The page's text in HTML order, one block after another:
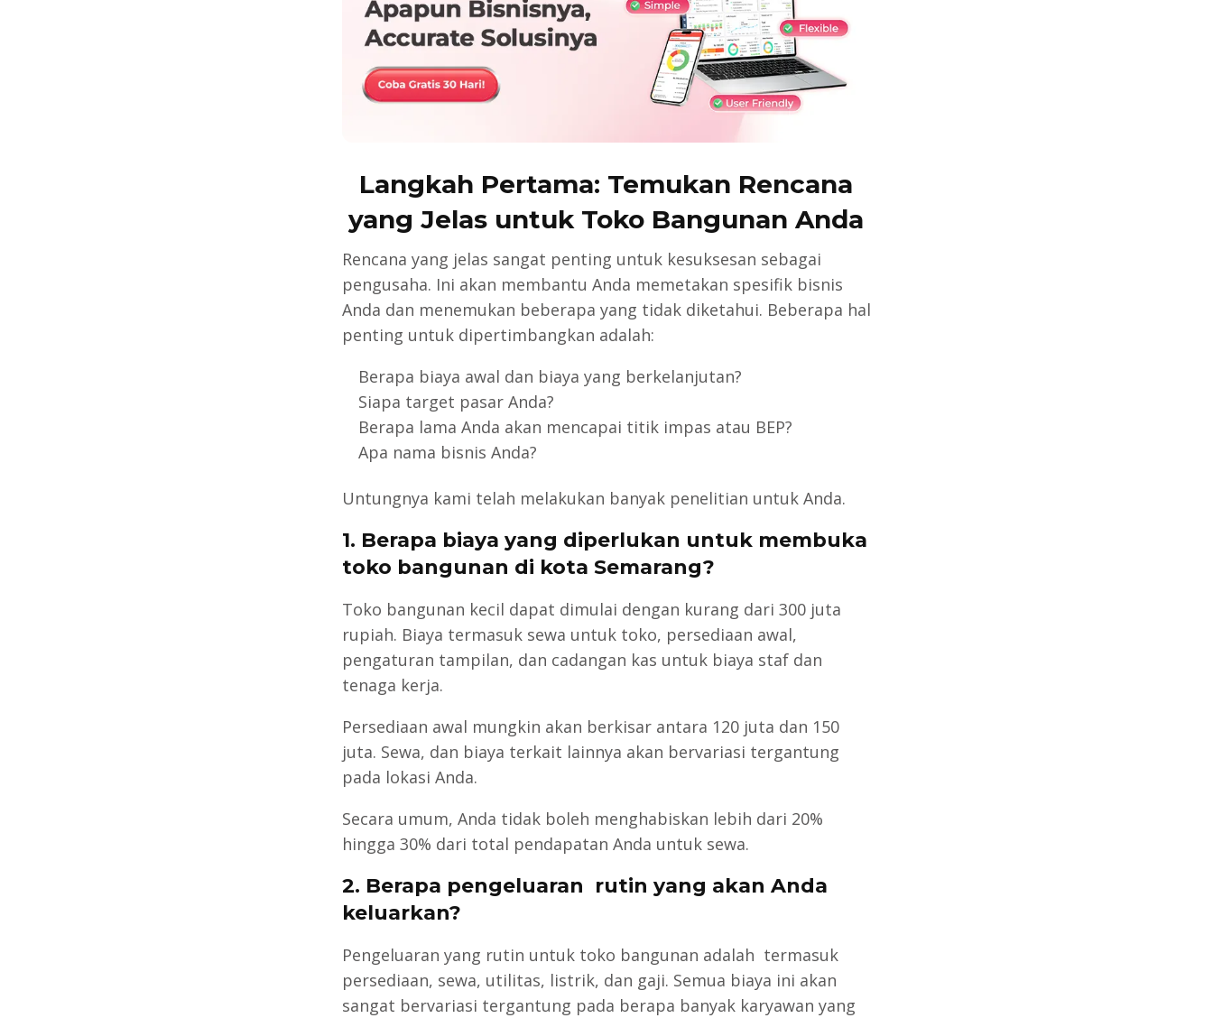
Langkah Pertama: Temukan Rencana
yang Jelas untuk Toko Bangunan Anda
Rencana yang jelas sangat penting untuk kesuksesan sebagai
pengusaha. Ini akan membantu Anda memetakan spesifik bisnis
Anda dan menemukan beberapa yang tidak diketahui. Beberapa hal
penting untuk dipertimbangkan adalah:
Berapa biaya awal dan biaya yang berkelanjutan?
Siapa target pasar Anda?
Berapa lama Anda akan mencapai titik impas atau BEP?
Apa nama bisnis Anda?
Untungnya kami telah melakukan banyak penelitian untuk Anda.
1. Berapa biaya yang diperlukan untuk membuka
toko bangunan di kota Semarang?
Toko bangunan kecil dapat dimulai dengan kurang dari 300 juta
rupiah. Biaya termasuk sewa untuk toko, persediaan awal,
pengaturan tampilan, dan cadangan kas untuk biaya staf dan
tenaga kerja.
Persediaan awal mungkin akan berkisar antara 120 juta dan 150
juta. Sewa, dan biaya terkait lainnya akan bervariasi tergantung
pada lokasi Anda.
Secara umum, Anda tidak boleh menghabiskan lebih dari 20%
hingga 30% dari total pendapatan Anda untuk sewa.
2. Berapa pengeluaran rutin yang akan Anda
keluarkan?
Pengeluaran yang rutin untuk toko bangunan adalah termasuk
persediaan, sewa, utilitas, listrik, dan gaji. Semua biaya ini akan
sangat bervariasi tergantung pada berapa banyak karyawan yang